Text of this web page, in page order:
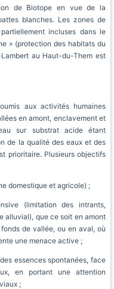
de Biotope en vue de la
blanches. Les zones de
incluses dans le
» (protection des habitats du
au Haut-du-Them est
aux activités humaines
en amont, enclavement et
sur substrat acide étant
de la qualité des eaux et des
prioritaire. Plusieurs objectifs
domestique et agricole) ;
(limitation des intrants,
alluvial), que ce soit en amont
de vallée, ou en aval, où
une menace active ;
essences spontanées, face
en portant une attention
;